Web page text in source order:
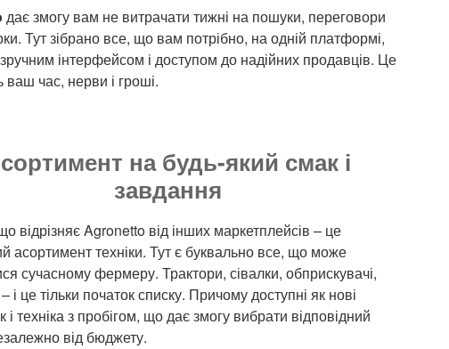
дає змогу вам не витрачати тижні на пошуки, переговори
Тут зібрано все, що вам потрібно, на одній платформі,
інтерфейсом і доступом до надійних продавців. Це
ваш час, нерви і гроші.
на будь-який смак і
завдання
відрізняє Agronetto від інших маркетплейсів – це
асортимент техніки. Тут є буквально все, що може
сучасному фермеру. Трактори, сівалки, обприскувачі,
і це тільки початок списку. Причому доступні як нові
і техніка з пробігом, що дає змогу вибрати відповідний
від бюджету.